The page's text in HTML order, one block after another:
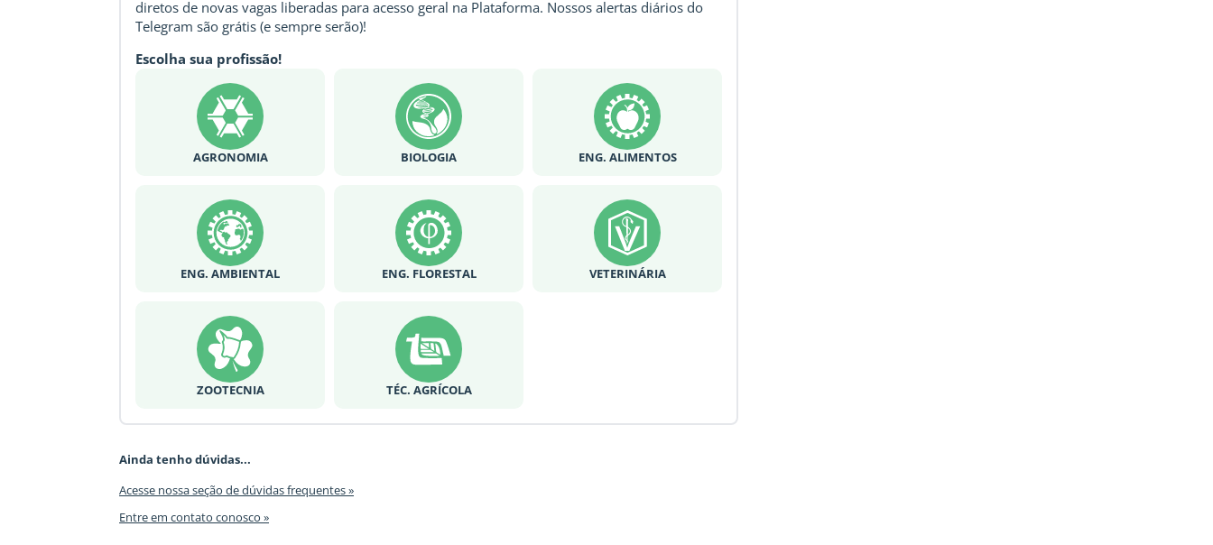
diretos de novas vagas liberadas para acesso geral na Plataforma. Nossos alertas diários do
Telegram são grátis (e sempre serão)!
Escolha sua profissão!
AGRONOMIA BIOLOGIA ENG. ALIMENTOS
ENG. AMBIENTAL ENG. FLORESTAL VETERINÁRIA
ZOOTECNIA TÉC. AGRÍCOLA
Ainda tenho dúvidas...
Acesse nossa seção de dúvidas frequentes »
Entre em contato conosco »